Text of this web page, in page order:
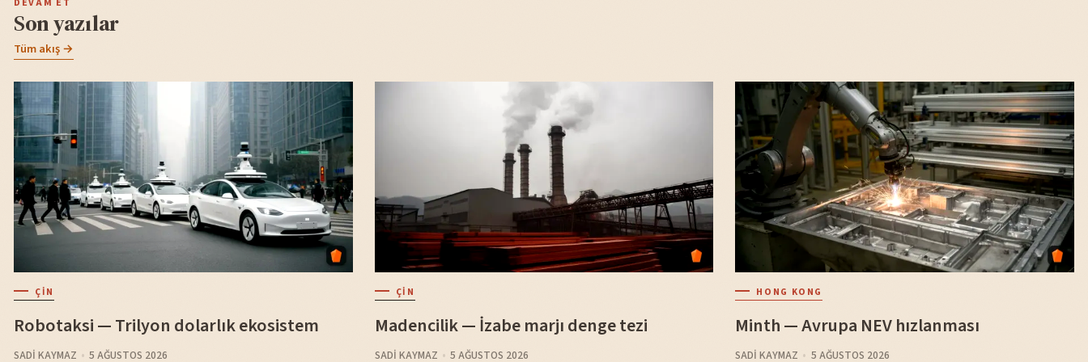
Son yazılar
Tüm akış →
ÇIN
Robotaksi — Trilyon dolarlık ekosistem
SADI KAYMAZ 5 AĞUSTOS 2026
ÇIN
Madencilik — İzabe marjı denge tezi
SADI KAYMAZ 5 AĞUSTOS 2026
HONG KONG
Minth — Avrupa NEV hızlanması
SADI KAYMAZ 5 AĞUSTOS 2026